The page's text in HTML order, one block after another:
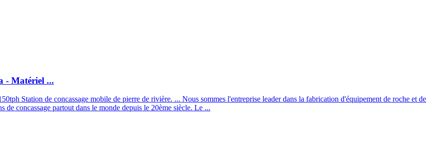
- Matériel ...
Station de concassage mobile de pierre de rivière. ... Nous sommes l'entreprise leader dans la fabrication d'équipement de roche et de
concassage partout dans le monde depuis le 20ème siècle. Le ...